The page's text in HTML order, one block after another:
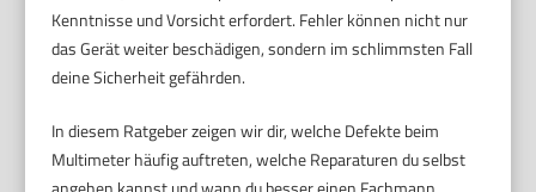
Kenntnisse und Vorsicht erfordert. Fehler können nicht nur
das Gerät weiter beschädigen, sondern im schlimmsten Fall
deine Sicherheit gefährden.
In diesem Ratgeber zeigen wir dir, welche Defekte beim
Multimeter häufig auftreten, welche Reparaturen du selbst